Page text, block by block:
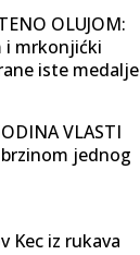
OLUJOM:
i mrkonjićki
iste medalje
VLASTI
brzinom jednog
Kec iz rukava